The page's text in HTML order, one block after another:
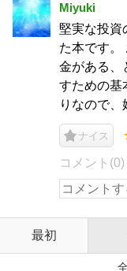
Miyuki
堅実な投資
た本です。
金がある、
すための基
りなので、
ナイス
コメント(0)
最初